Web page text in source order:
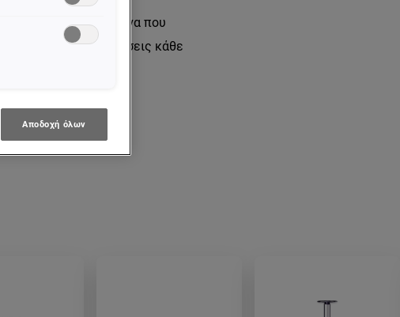
την απόλυτη ρουτίνα που
glow, για να ζήσεις κάθε
Αποδοχή όλων